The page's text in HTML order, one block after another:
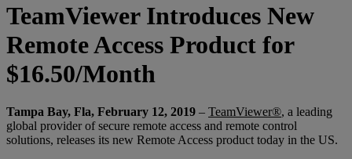
TeamViewer Introduces New
Remote Access Product for
$16.50/Month
Tampa Bay, Fla, February 12, 2019 – TeamViewer®, a leading
global provider of secure remote access and remote control
solutions, releases its new Remote Access product today in the US.